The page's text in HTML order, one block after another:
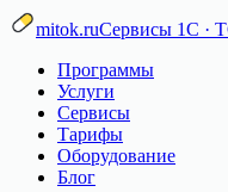
mitok.ruСервисы 1С ·
Программы
Услуги
Сервисы
Тарифы
Оборудование
Блог